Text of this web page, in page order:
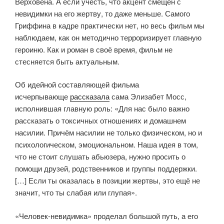
невидимки на его жертву, то даже меньше. Самого
Гриффина в кадре практически нет, но весь фильм мы
наблюдаем, как он методично терроризирует главную
героиню. Как и роман в своё время, фильм не
стесняется быть актуальным.
Об идейной составляющей фильма
исчерпывающе рассказаласама Элизабет Мосс,
исполнившая главную роль: «Для нас было важно
рассказать о токсичных отношениях и домашнем
насилии. Причём насилии не только физическом, но и
психологическом, эмоциональном. Наша идея в том,
что не стоит слушать абьюзера, нужно просить о
помощи друзей, родственников и группы поддержки.
[…] Если ты оказалась в позиции жертвы, это ещё не
значит, что ты слабая или глупая».
«Человек-невидимка» проделал большой путь, а его